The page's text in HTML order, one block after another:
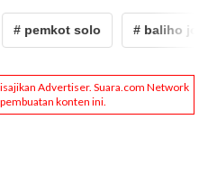
# pemkot solo # baliho jokowi